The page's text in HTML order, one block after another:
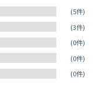
(5件)
(3件)
(0件)
(0件)
(0件)